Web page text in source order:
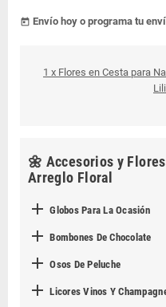
today Envío hoy o programa tu
1 x Flores en Cesta para
🌼 Accesorios y
Arreglo Floral
 Globos Para La Ocasión
 Bombones De Chocolate
 Osos De Peluche
 Licores Vinos Y